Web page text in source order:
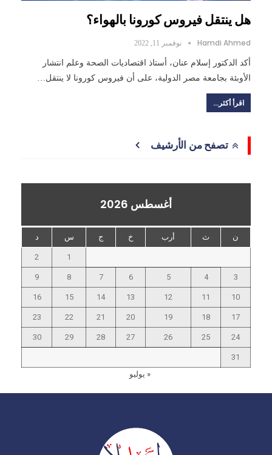
هل ينتقل فيروس كورونا بالهواء؟
Hamdi Ahmed نوفمبر 11, 2022
أكد الدكتور إسلام عنان، أستاذ اقتصاديات الصحة وعلم انتشار
الأوبئة بجامعة مصر الدولية، على أن فيروس كورونا لا ينتقل…
اقرأ أكثر...
تصفح من الأرشيف
أغسطس 2026
ن ث أرب خ ج س د
1
2
3
4
5
6
7
8
9
10
11
12
13
14
15
16
17
18
19
20
21
22
23
24
25
26
27
28
29
30
31
« يوليو